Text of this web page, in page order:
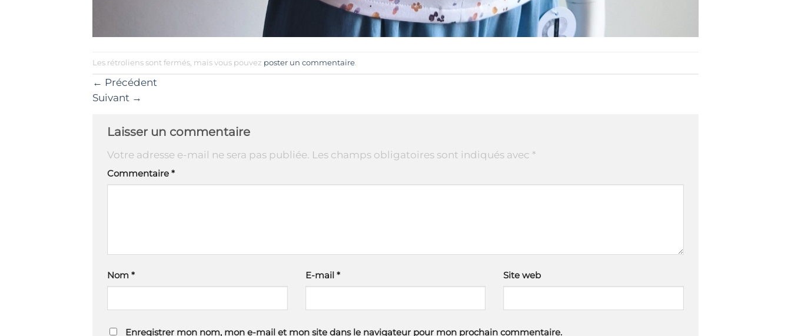
Les rétroliens sont fermés, mais vous pouvez poster un commentaire
← Précédent
Suivant →
Laisser un commentaire
Votre adresse e-mail ne sera pas publiée. Les champs obligatoires sont indiqués avec *
Commentaire *
Nom * E-mail * Site web
Enregistrer mon nom, mon e-mail et mon site dans le navigateur pour mon prochain commentaire.